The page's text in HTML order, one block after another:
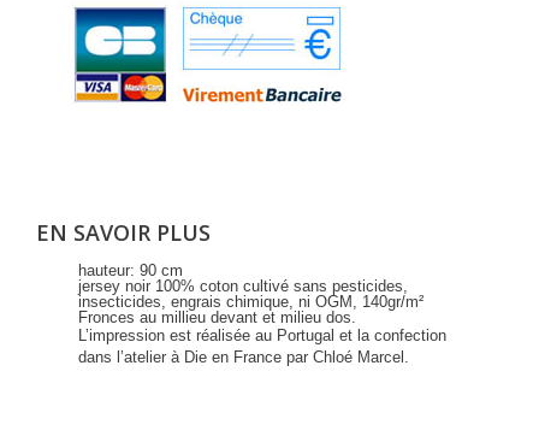
EN SAVOIR PLUS
hauteur: 90 cm
jersey noir 100% coton cultivé sans pesticides,
insecticides, engrais chimique, ni OGM, 140gr/m²
Fronces au millieu devant et milieu dos.
L’impression est réalisée au Portugal et la confection
dans l’atelier à Die en France par Chloé Marcel.